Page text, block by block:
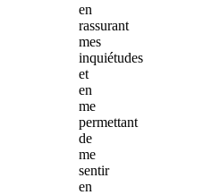
en
rassurant
mes
inquiétudes
et
en
me
permettant
de
me
sentir
en